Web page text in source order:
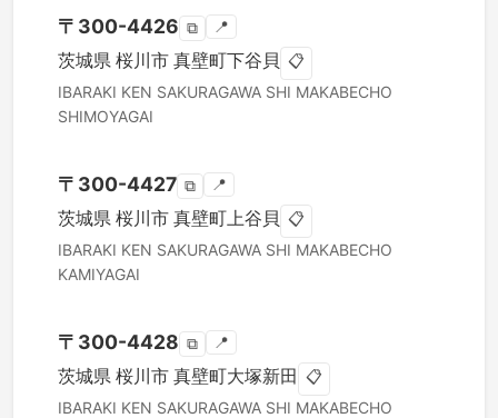
〒 300-4426 ⧉ 📍
茨城県 桜川市 真壁町下谷貝 📋
IBARAKI KEN SAKURAGAWA SHI MAKABECHO
SHIMOYAGAI
〒 300-4427 ⧉ 📍
茨城県 桜川市 真壁町上谷貝 📋
IBARAKI KEN SAKURAGAWA SHI MAKABECHO
KAMIYAGAI
〒 300-4428 ⧉ 📍
茨城県 桜川市 真壁町大塚新田 📋
IBARAKI KEN SAKURAGAWA SHI MAKABECHO